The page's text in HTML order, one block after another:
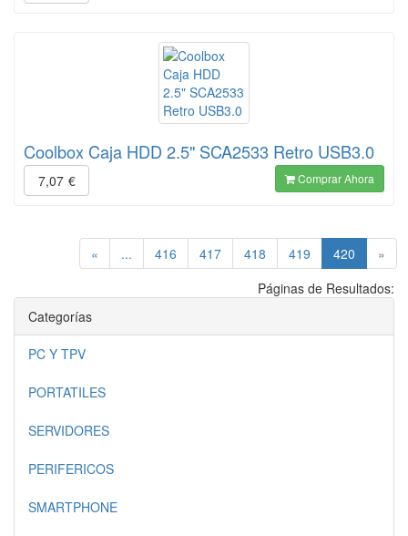
Coolbox Caja HDD 2.5" SCA2533 Retro USB3.0
7,07 € Comprar Ahora
« ... 416 417 418 419 420 (current)
»
Páginas de Resultados:
Categorías
PC Y TPV
PORTATILES
SERVIDORES
PERIFERICOS
SMARTPHONE